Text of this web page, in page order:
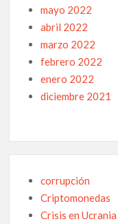
mayo 2022
abril 2022
marzo 2022
febrero 2022
enero 2022
diciembre 2021
corrupción
Criptomonedas
Crisis en Ucrania